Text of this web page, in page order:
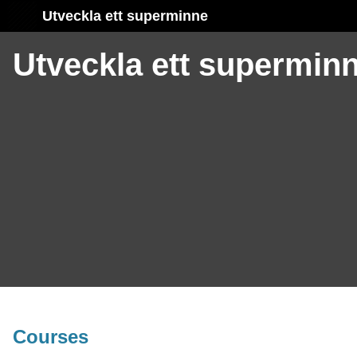
Utveckla ett superminne
Utveckla ett
Courses